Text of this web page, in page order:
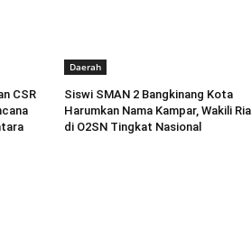
CSR
Daerah
Siswi SMAN 2 Bangkinang Kota
Harumkan Nama Kampar, Wakili
di O2SN Tingkat Nasional